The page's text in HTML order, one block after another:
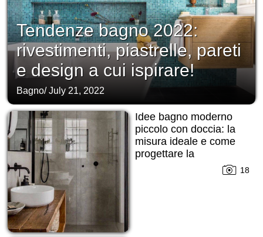
Tendenze bagno 2022:
rivestimenti, piastrelle, pareti
e design a cui ispirare!
Bagno/July 21, 2022
Idee bagno moderno
piccolo con doccia: la
misura ideale e come
progettare la
18